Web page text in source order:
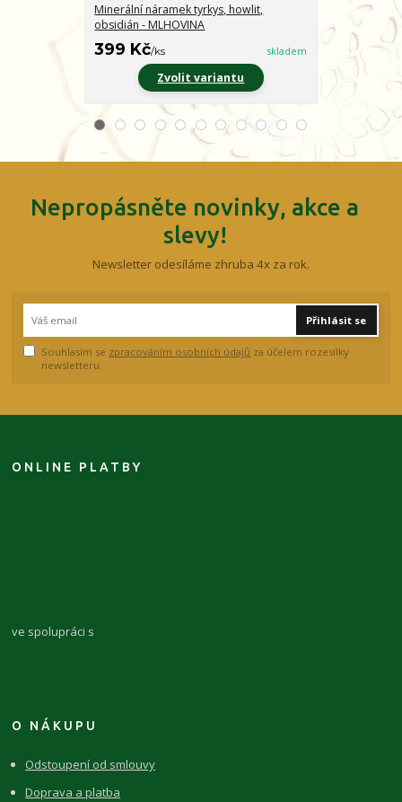
Minerální náramek tyrkys, howlit,
obsidián - MLHOVINA
399 Kč/ks skladem
Zvolit variantu
Minerální
CHARAKTER
399 Kč /
Nepropásněte novinky, akce a
slevy!
Newsletter odesíláme zhruba 4x za rok.
Přihlásit se
Souhlasím se zpracováním osobních údajů za účelem rozesílky
newsletteru.
ONLINE PLATBY
ve spolupráci s
O NÁKUPU
Odstoupení od smlouvy
Doprava a platba